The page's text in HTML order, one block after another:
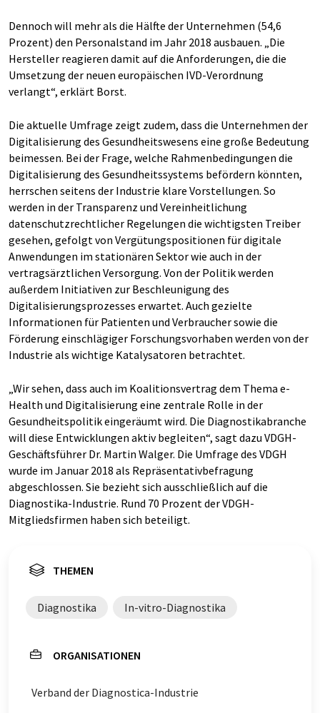
Dennoch will mehr als die Hälfte der Unternehmen (54,6
Prozent) den Personalstand im Jahr 2018 ausbauen. „Die
Hersteller reagieren damit auf die Anforderungen, die die
Umsetzung der neuen europäischen IVD-Verordnung
verlangt“, erklärt Borst.
Die aktuelle Umfrage zeigt zudem, dass die Unternehmen der
Digitalisierung des Gesundheitswesens eine große Bedeutung
beimessen. Bei der Frage, welche Rahmenbedingungen die
Digitalisierung des Gesundheitssystems befördern könnten,
herrschen seitens der Industrie klare Vorstellungen. So
werden in der Transparenz und Vereinheitlichung
datenschutzrechtlicher Regelungen die wichtigsten Treiber
gesehen, gefolgt von Vergütungspositionen für digitale
Anwendungen im stationären Sektor wie auch in der
vertragsärztlichen Versorgung. Von der Politik werden
außerdem Initiativen zur Beschleunigung des
Digitalisierungsprozesses erwartet. Auch gezielte
Informationen für Patienten und Verbraucher sowie die
Förderung einschlägiger Forschungsvorhaben werden von der
Industrie als wichtige Katalysatoren betrachtet.
„Wir sehen, dass auch im Koalitionsvertrag dem Thema e-
Health und Digitalisierung eine zentrale Rolle in der
Gesundheitspolitik eingeräumt wird. Die Diagnostikabranche
will diese Entwicklungen aktiv begleiten“, sagt dazu VDGH-
Geschäftsführer Dr. Martin Walger. Die Umfrage des VDGH
wurde im Januar 2018 als Repräsentativbefragung
abgeschlossen. Sie bezieht sich ausschließ­lich auf die
Diagnos­tika-Industrie. Rund 70 Prozent der VDGH-
Mitgliedsfirmen haben sich beteiligt.
THEMEN
Diagnostika In-vitro-Diagnostika
ORGANISATIONEN
Verband der Diagnostica-Industrie